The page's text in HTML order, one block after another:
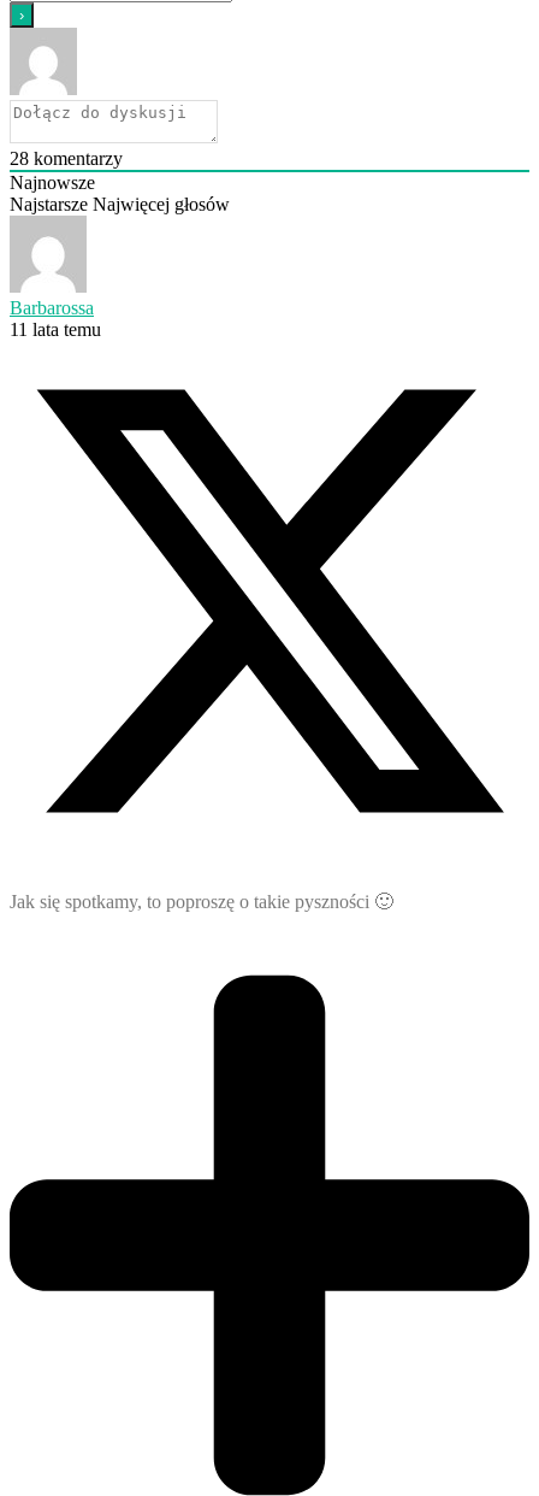
28 komentarzy
Najnowsze
Najstarsze Najwięcej głosów
Barbarossa
11 lata temu
Jak się spotkamy, to poproszę o takie pyszności 🙂